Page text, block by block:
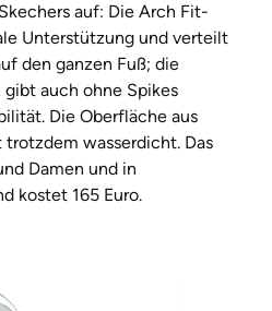
auf: Die Arch Fit-
Unterstützung und verteilt
den ganzen Fuß; die
auch ohne Spikes
Die Oberfläche aus
wasserdicht. Das
Damen und in
kostet 165 Euro.